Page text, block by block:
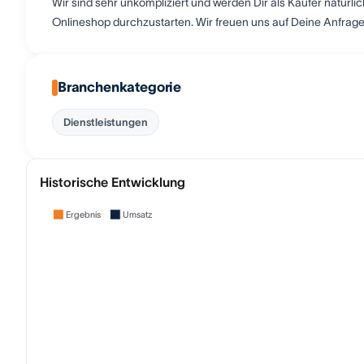
Onlineshop durchzustarten. Wir freuen uns auf Deine
Branchenkategorie
Dienstleistungen
Historische Entwicklung
Ergebnis Umsatz